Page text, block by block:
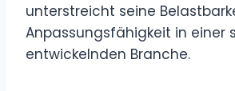
unterstreicht seine
Anpassungsfähigkeit in einer
entwickelnden Branche.